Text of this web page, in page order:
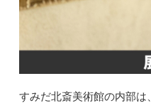
すみだ北斎美術館の内部